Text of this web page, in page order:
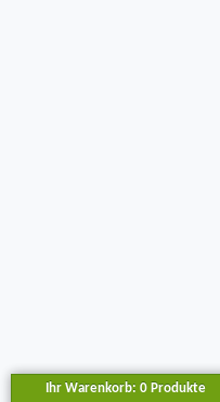
Ihr Warenkorb: 0 Produkte